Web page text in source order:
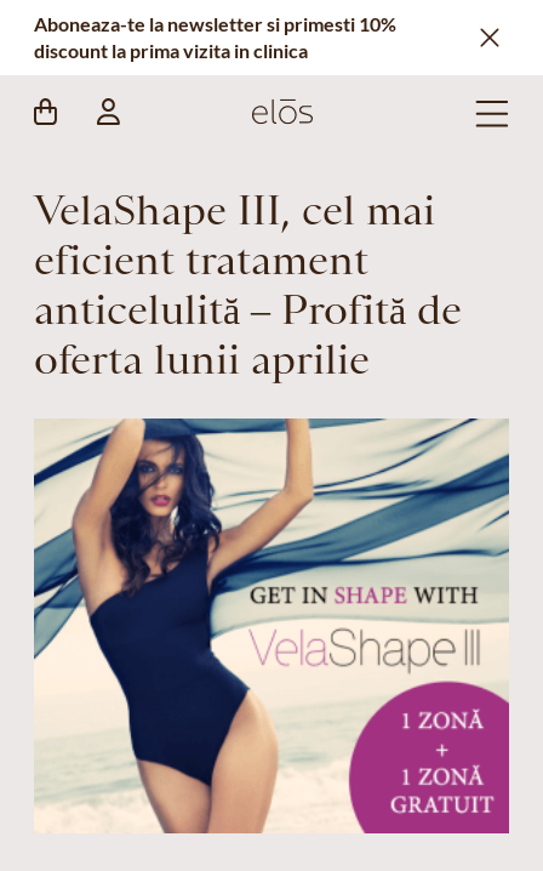
Aboneaza-te la newsletter si primesti 10%
discount la prima vizita in clinica
VelaShape III, cel mai
eficient tratament
anticelulită – Profită de
oferta lunii aprilie